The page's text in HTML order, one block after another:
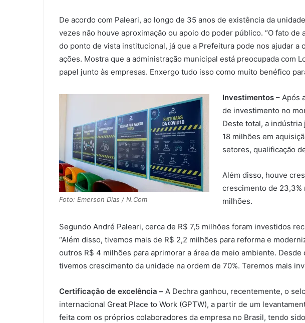
De acordo com Paleari, ao longo de 35 anos de existência da
vezes não houve aproximação ou apoio do poder público. “O fato
do ponto de vista institucional, já que a Prefeitura pode nos ajudar a
ações. Mostra que a administração municipal está preocupada com
papel junto às empresas. Enxergo tudo isso como muito benéfico
Foto: Emerson Dias / N.Com
Investimentos – Após
de investimento no
Deste total, a indústria
18 milhões em
setores, qualificação
Além disso, houve
crescimento de 23,3%
milhões.
Segundo André Paleari, cerca de R$ 7,5 milhões foram investidos
“Além disso, tivemos mais de R$ 2,2 milhões para reforma e
outros R$ 4 milhões para aprimorar a área de meio ambiente.
tivemos crescimento da unidade na ordem de 70%. Teremos mais
Certificação de excelência – A Dechra ganhou, recentemente, o
internacional Great Place to Work (GPTW), a partir de um
feita com os próprios colaboradores da empresa no Brasil, tendo